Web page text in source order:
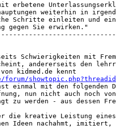
erbetene
weiterhin in
Schritte einleiten und
gegen Sie erwirken."
Schwierigkeiten mit
andererseits den
kidmed.de kennt
einmal mit den
nun nicht auch noch
zu werden - aus dessen
die kreative Leistung eines
Ideen nachahmt, imitiert,